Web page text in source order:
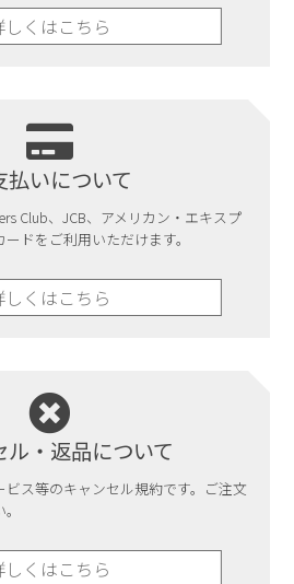
しくはこちら
払いについて
Club、JCB、アメリカン・エキスプ
ドをご利用いただけます。
しくはこちら
しくはこちら
ル・返品について
ス等のキャンセル規約です。ご注文
しくはこちら